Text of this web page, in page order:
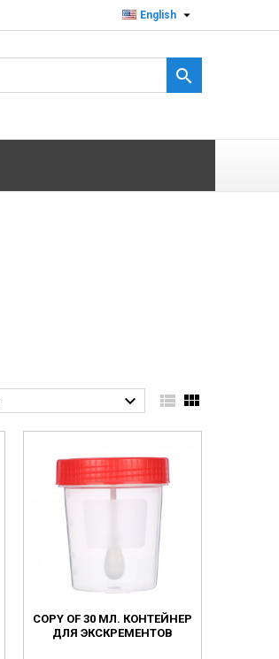
English 

  
COPY OF 30 МЛ. КОНТЕЙНЕР
ДЛЯ ЭКСКРЕМЕНТОВ